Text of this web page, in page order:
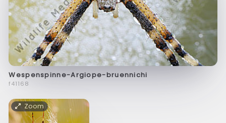
Wespenspinne-Argiope-bruennichi
f41168
Zoom